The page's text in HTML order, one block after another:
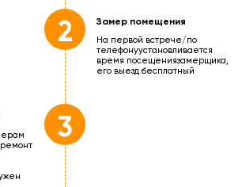
Замер помещения
На первой встрече/по
телефонуустановливается
время посещениязамерщика,
его выезд бесплатный
2
3